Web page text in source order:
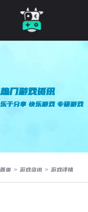
热门游戏资讯
乐于分享 快乐游戏 专研游戏
首页 > 游戏资讯 > 游戏详情